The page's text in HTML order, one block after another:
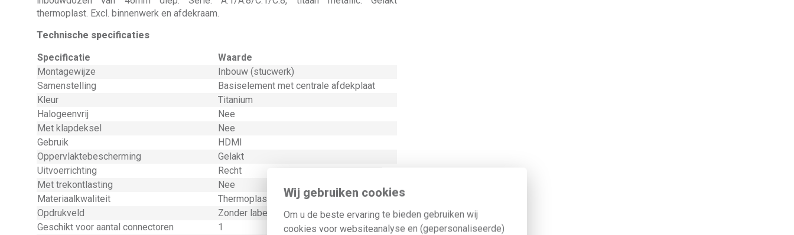
Wij gebruiken cookies
Om u de beste ervaring te bieden gebruiken wij
cookies voor websiteanalyse en (gepersonaliseerde)
thermoplast. Excl. binnenwerk en afdekraam.
Technische specificaties
Specificatie
Waarde
Montagewijze
Inbouw (stucwerk)
Samenstelling
Basiselement met centrale afdekplaat
Kleur
Titanium
Halogeenvrij
Nee
Met klapdeksel
Nee
Gebruik
HDMI
Oppervlaktebescherming
Gelakt
Uitvoerrichting
Recht
Met trekontlasting
Nee
Materiaalkwaliteit
Thermoplast
Opdrukveld
Zonder label
Geschikt voor aantal connectoren
1